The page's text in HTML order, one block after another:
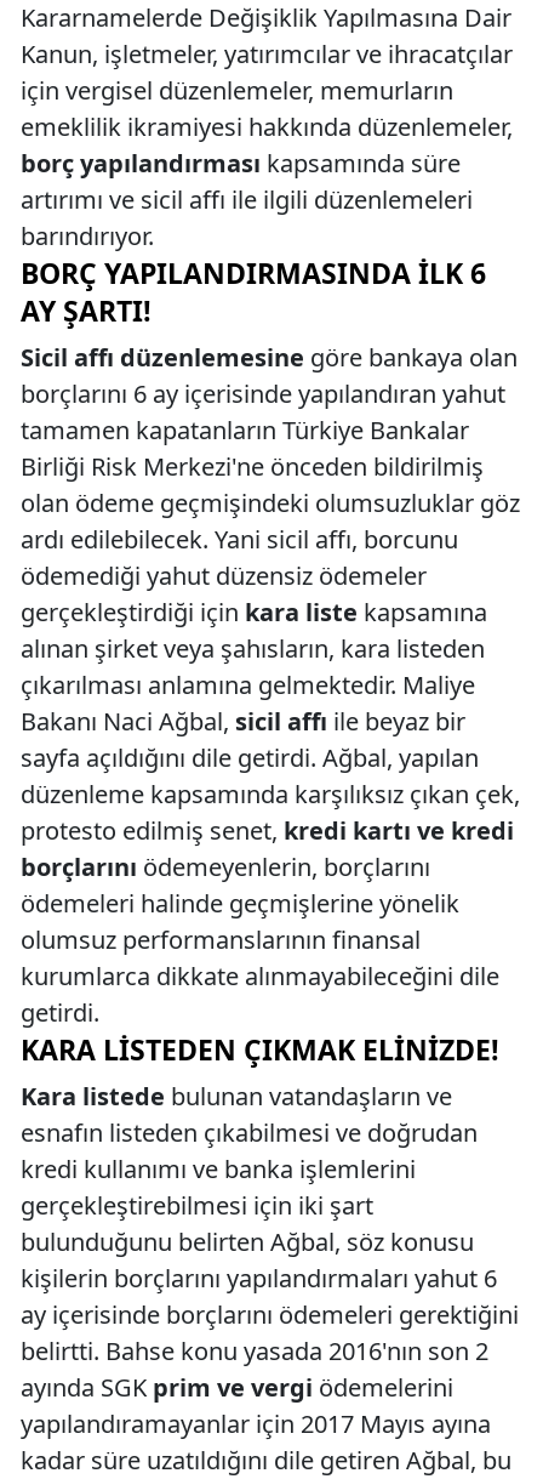
Kararnamelerde Değişiklik Yapılmasına Dair
Kanun, işletmeler, yatırımcılar ve ihracatçılar
için vergisel düzenlemeler, memurların
emeklilik ikramiyesi hakkında düzenlemeler,
borç yapılandırması kapsamında süre
artırımı ve sicil affı ile ilgili düzenlemeleri
barındırıyor.
BORÇ YAPILANDIRMASINDA İLK 6
AY ŞARTI!
Sicil affı düzenlemesine göre bankaya olan
borçlarını 6 ay içerisinde yapılandıran yahut
tamamen kapatanların Türkiye Bankalar
Birliği Risk Merkezi'ne önceden bildirilmiş
olan ödeme geçmişindeki olumsuzluklar göz
ardı edilebilecek. Yani sicil affı, borcunu
ödemediği yahut düzensiz ödemeler
gerçekleştirdiği için kara liste kapsamına
alınan şirket veya şahısların, kara listeden
çıkarılması anlamına gelmektedir. Maliye
Bakanı Naci Ağbal, sicil affı ile beyaz bir
sayfa açıldığını dile getirdi. Ağbal, yapılan
düzenleme kapsamında karşılıksız çıkan çek,
protesto edilmiş senet, kredi kartı ve kredi
borçlarını ödemeyenlerin, borçlarını
ödemeleri halinde geçmişlerine yönelik
olumsuz performanslarının finansal
kurumlarca dikkate alınmayabileceğini dile
getirdi.
KARA LISTEDEN ÇIKMAK ELINIZDE!
Kara listede bulunan vatandaşların ve
esnafın listeden çıkabilmesi ve doğrudan
kredi kullanımı ve banka işlemlerini
gerçekleştirebilmesi için iki şart
bulunduğunu belirten Ağbal, söz konusu
kişilerin borçlarını yapılandırmaları yahut 6
ay içerisinde borçlarını ödemeleri gerektiğini
belirtti. Bahse konu yasada 2016'nın son 2
ayında SGK prim ve vergi ödemelerini
yapılandıramayanlar için 2017 Mayıs ayına
kadar süre uzatıldığını dile getiren Ağbal, bu